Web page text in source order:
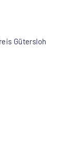
Gütersloh